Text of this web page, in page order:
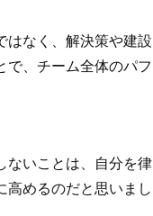
はなく、解決策や建設
で、チーム全体のパフ
ないことは、自分を律
高めるのだと思いまし